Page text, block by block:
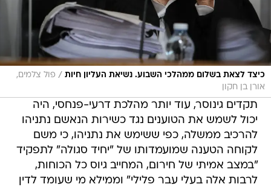
כיצד לצאת בשלום ממהלכי השבוע. נשיאת העליון חיות / פול צלמים,
אורן בן חקון
תקדים גינוסר, עוד יותר מהלכת דרעי-פנחסי, היה
יכול לשמש את הטוענים נגד כשירות הנאשם נתניהו
להרכיב ממשלה, כפי ששימש את נתניהו, כי משם
לקוחה הטענה שמועמדותו של "יחיד סגולה" לתפקיד
"במצב אמיתי של חירום, המחייב גיוס כל הכוחות,
לרבות אלה בעלי עבר פלילי" וממילא מי שעומד לדין